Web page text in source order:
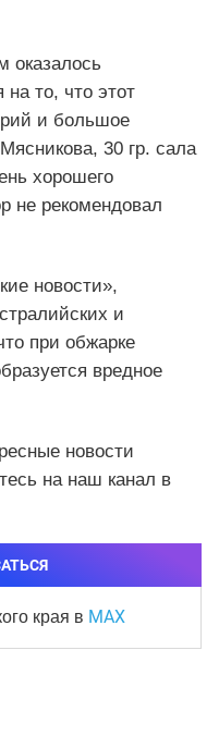
оказалось
то, что этот
и большое
30 гр. сала
хорошего
не рекомендовал
новости»,
и
при обжарке
вредное
новости
на наш канал в
края в MAX